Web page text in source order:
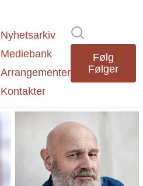
Nyhetsarkiv
Mediebank
Arrangementer
Kontakter
Følg
Følger